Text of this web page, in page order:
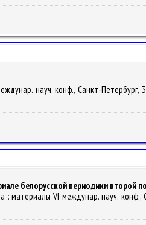
науч. конф., Санкт-
белорусской периодики второй
VІ междунар. науч.